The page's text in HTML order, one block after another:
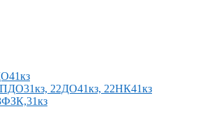
22ДО41кз, 22НК41кз